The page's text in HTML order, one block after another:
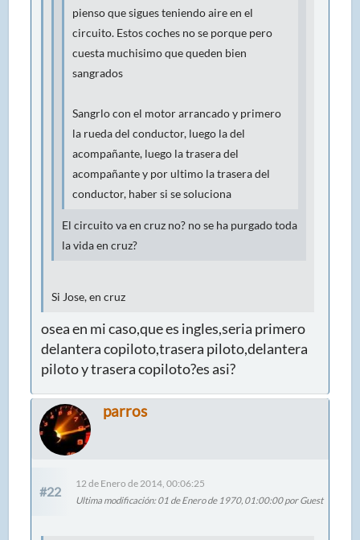
pienso que sigues teniendo aire en el
circuito. Estos coches no se porque pero
cuesta muchisimo que queden bien
sangrados
Sangrlo con el motor arrancado y primero
la rueda del conductor, luego la del
acompañante, luego la trasera del
acompañante y por ultimo la trasera del
conductor, haber si se soluciona
El circuito va en cruz no? no se ha purgado toda
la vida en cruz?
Si Jose, en cruz
osea en mi caso,que es ingles,seria primero
delantera copiloto,trasera piloto,delantera
piloto y trasera copiloto?es asi?
parros
#22
12 de Enero de 2014, 00:06:25
Ultima modificación: 01 de Enero de 1970, 01:00:00 por Guest